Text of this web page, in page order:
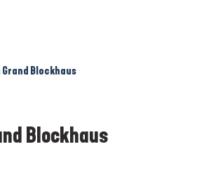
Grand Blockhaus
Blockhaus